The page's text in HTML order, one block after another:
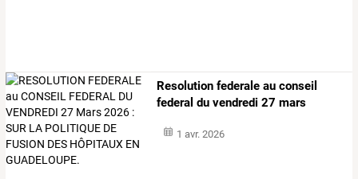
Resolution federale au conseil
federal du vendredi 27 mars
1 avr. 2026